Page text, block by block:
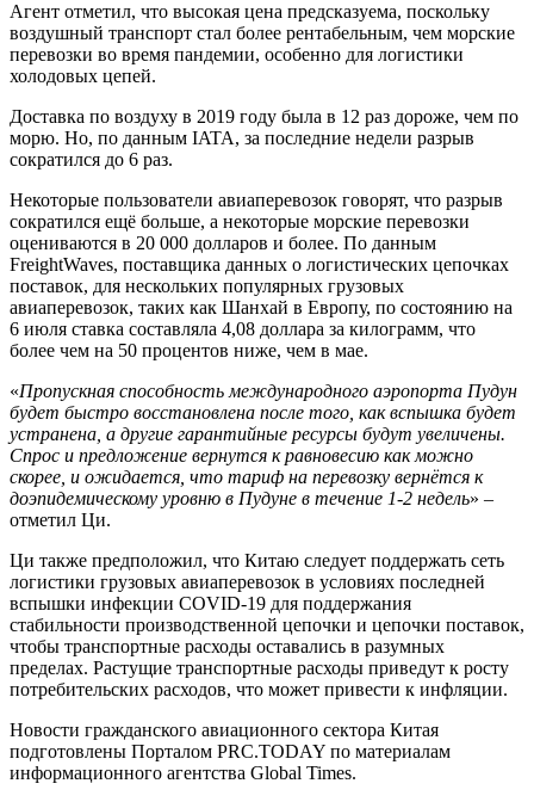
Агент отметил, что высокая цена предсказуема, поскольку
воздушный транспорт стал более рентабельным, чем морские
перевозки во время пандемии, особенно для логистики
холодовых цепей.
Доставка по воздуху в 2019 году была в 12 раз дороже, чем по
морю. Но, по данным IATA, за последние недели разрыв
сократился до 6 раз.
Некоторые пользователи авиаперевозок говорят, что разрыв
сократился ещё больше, а некоторые морские перевозки
оцениваются в 20 000 долларов и более. По данным
FreightWaves, поставщика данных о логистических цепочках
поставок, для нескольких популярных грузовых
авиаперевозок, таких как Шанхай в Европу, по состоянию на
6 июля ставка составляла 4,08 доллара за килограмм, что
более чем на 50 процентов ниже, чем в мае.
«Пропускная способность международного аэропорта Пудун
будет быстро восстановлена после того, как вспышка будет
устранена, а другие гарантийные ресурсы будут увеличены.
Спрос и предложение вернутся к равновесию как можно
скорее, и ожидается, что тариф на перевозку вернётся к
доэпидемическому уровню в Пудуне в течение 1-2 недель» –
отметил Ци.
Ци также предположил, что Китаю следует поддержать сеть
логистики грузовых авиаперевозок в условиях последней
вспышки инфекции COVID-19 для поддержания
стабильности производственной цепочки и цепочки поставок,
чтобы транспортные расходы оставались в разумных
пределах. Растущие транспортные расходы приведут к росту
потребительских расходов, что может привести к инфляции.
Новости гражданского авиационного сектора Китая
подготовлены Порталом PRC.TODAY по материалам
информационного агентства Global Times.